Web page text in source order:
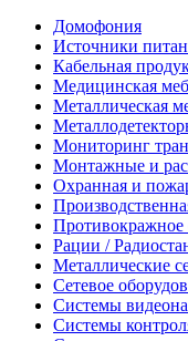
Домофония
Источники
Кабельная
Медицинская
Металлическая
Мониторинг
Монтажные и
Охранная и
Противокражное
Рации /
Металлические
Сетевое
Системы
Системы